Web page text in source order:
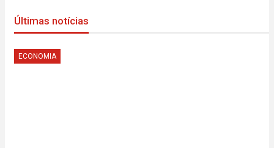
Últimas notícias
ECONOMIA